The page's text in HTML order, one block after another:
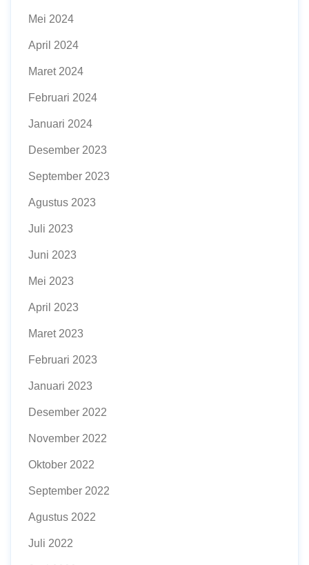
Mei 2024
April 2024
Maret 2024
Februari 2024
Januari 2024
Desember 2023
September 2023
Agustus 2023
Juli 2023
Juni 2023
Mei 2023
April 2023
Maret 2023
Februari 2023
Januari 2023
Desember 2022
November 2022
Oktober 2022
September 2022
Agustus 2022
Juli 2022